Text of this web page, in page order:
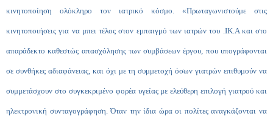
κινητοποίηση ολόκληρο τον ιατρικό κόσμο. «Πρωταγωνιστούμε στις
κινητοποιήσεις για να μπει τέλος στον εμπαιγμό των ιατρών του .ΙΚ.Α και στο
απαράδεκτο καθεστώς απασχόλησης των συμβάσεων έργου, που υπογράφονται
σε συνθήκες αδιαφάνειας, και όχι με τη συμμετοχή όσων γιατρών επιθυμούν να
συμμετάσχουν στο συγκεκριμένο φορέα υγείας με ελεύθερη επιλογή γιατρού και
ηλεκτρονική συνταγογράφηση. Όταν την ίδια ώρα οι πολίτες αναγκάζονται να